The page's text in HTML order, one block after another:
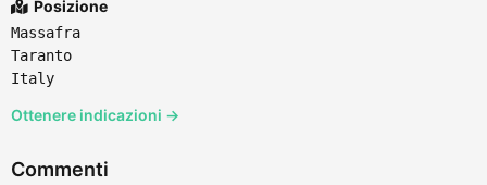
Posizione
Massafra
Taranto
Italy
Ottenere indicazioni →
Commenti